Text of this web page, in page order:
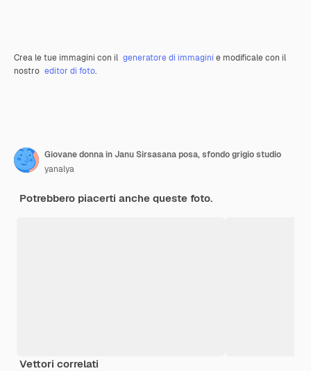
Crea le tue immagini con il generatore di immagini e modificale con il
nostro editor di foto.
Giovane donna in Janu Sirsasana posa, sfondo grigio studio
yanalya
Potrebbero piacerti anche queste foto.
Vettori correlati